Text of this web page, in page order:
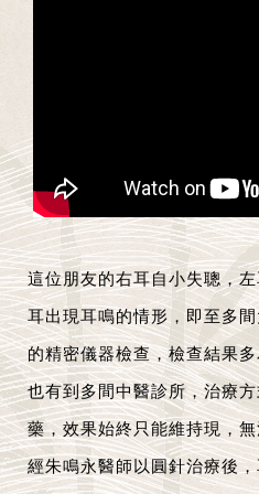
這位朋友的右耳自小失聰，
耳出現耳鳴的情形，即至多
的精密儀器檢查，檢查結果
也有到多間中醫診所，治療
藥，效果始終只能維持現，
經朱鳴永醫師以圓針治療後